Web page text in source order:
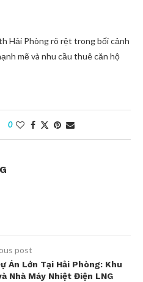
Hải Phòng rõ rệt trong bối cảnh
mẽ và nhu cầu thuê căn hộ
0
post
Án Lớn Tại Hải Phòng: Khu
Nhà Máy Nhiệt Điện LNG